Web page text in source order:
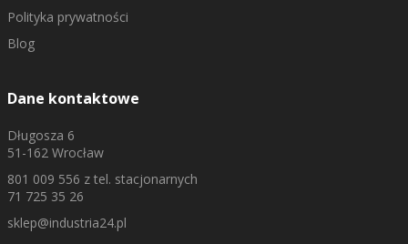
Polityka prywatności
Blog
Dane kontaktowe
Długosza 6
51-162 Wrocław
801 009 556 z tel. stacjonarnych
71 725 35 26
sklep@industria24.pl